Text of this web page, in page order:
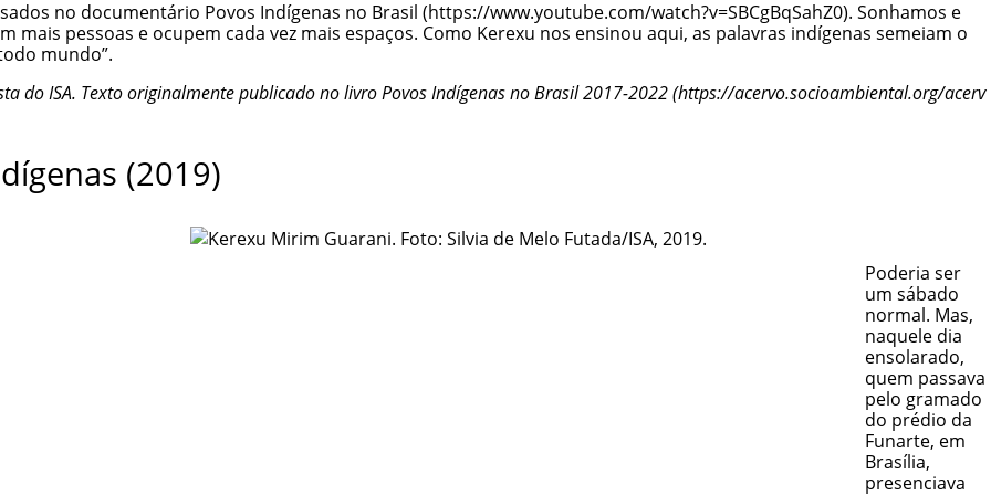
no documentário Povos Indígenas no Brasil
. Sonhamos e
pessoas e ocupem cada vez mais espaços. Como Kerexu nos ensinou aqui, as palavras indígenas semeiam o
mundo”.
do ISA. Texto originalmente publicado no livroPovos Indígenas no Brasil 2017-2022
(2019)
Poderia ser
um sábado
normal. Mas,
naquele dia
ensolarado,
quem passava
pelo gramado
do prédio da
Funarte, em
Brasília,
presenciava